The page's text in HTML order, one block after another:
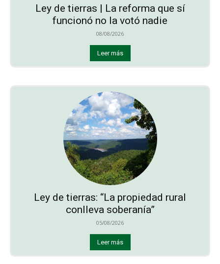
Ley de tierras | La reforma que sí
funcionó no la votó nadie
08/08/2026
Leer más
Ley de tierras: “La propiedad rural
conlleva soberanía”
05/08/2026
Leer más